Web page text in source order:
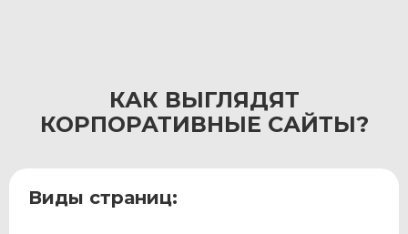
КАК ВЫГЛЯДЯТ
КОРПОРАТИВНЫЕ САЙТЫ?
Виды страниц: